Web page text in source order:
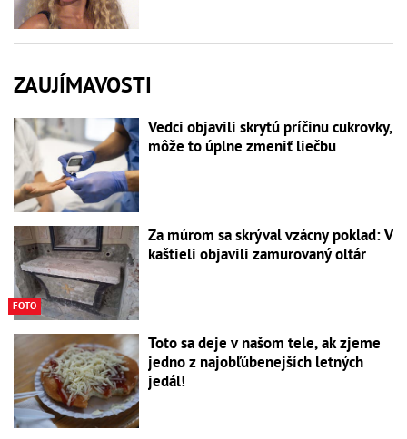
ZAUJÍMAVOSTI
Vedci objavili skrytú príčinu cukrovky,
môže to úplne zmeniť liečbu
FOTO
Za múrom sa skrýval vzácny poklad: V
kaštieli objavili zamurovaný oltár
Toto sa deje v našom tele, ak zjeme
jedno z najobľúbenejších letných
jedál!